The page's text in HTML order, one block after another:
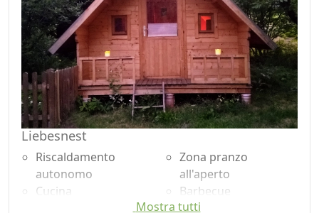
Lascio ai miei ospiti la loro libertà, ma posso essere
contattato se hanno domande
Su richiesta offro anche laboratori di permacultura,
erboristeria, cosmesi naturale e bollitura del sapone
nonché yoga per principianti.
Previo accordo e in base all'offerta dell'orto, possiamo
anche cucinare insieme piatti vegetariani o vegani.
La sera è particolarmente bello concludere la giornata
insieme a un accogliente falò.
Nota: un piccolo treno regionale circola ogni ora
durante il giorno nelle immediate vicinanze. Gli
Liebesnest
Riscaldamento
autonomo
Cucina
Zona pranzo
all'aperto
Barbecue
Pavimento in legno
Mostra tutti